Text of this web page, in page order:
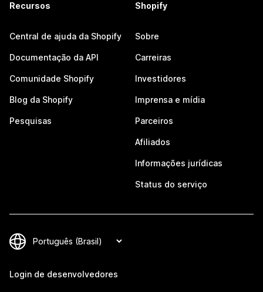
Recursos
Central de ajuda da Shopify
Documentação da API
Comunidade Shopify
Blog da Shopify
Pesquisas
Shopify
Sobre
Carreiras
Investidores
Imprensa e mídia
Parceiros
Afiliados
Informações jurídicas
Status do serviço
Login de desenvolvedores